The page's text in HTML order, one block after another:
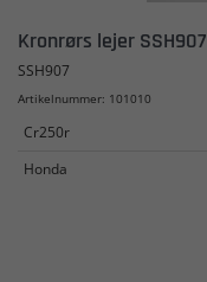
Kronrørs lejer SSH907
SSH907
Artikelnummer: 101010
Cr250r
Honda